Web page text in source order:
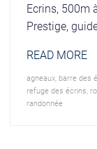
Ecrins, 500m
Prestige,
READ MORE
agneaux, barre des
refuge des écrins
randonnée